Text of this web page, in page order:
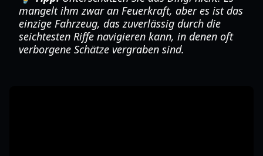
mangelt ihm zwar an Feuerkraft, aber es ist das
einzige Fahrzeug, das zuverlässig durch die
seichtesten Riffe navigieren kann, in denen oft
verborgene Schätze vergraben sind.